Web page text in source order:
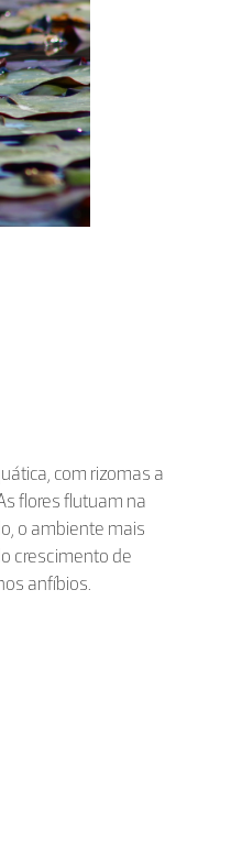
com rizomas a
flores flutuam na
o ambiente mais
crescimento de
anfíbios.